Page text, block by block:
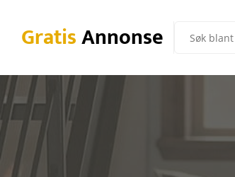
GratisAnnonse